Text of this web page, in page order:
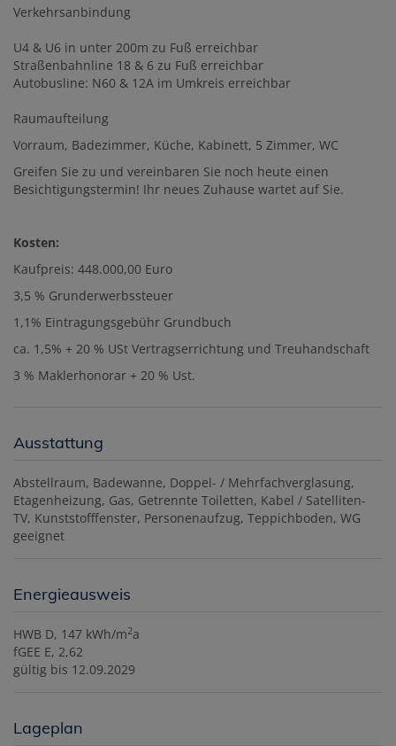
Verkehrsanbindung
U4 & U6 in unter 200m zu Fuß erreichbar
Straßenbahnline 18 & 6 zu Fuß erreichbar
Autobusline: N60 & 12A im Umkreis erreichbar
Raumaufteilung
Vorraum, Badezimmer, Küche, Kabinett, 5 Zimmer, WC
Greifen Sie zu und vereinbaren Sie noch heute einen
Besichtigungstermin! Ihr neues Zuhause wartet auf Sie.
Kosten:
Kaufpreis: 448.000,00 Euro
3,5 % Grunderwerbssteuer
1,1% Eintragungsgebühr Grundbuch
ca. 1,5% + 20 % USt Vertragserrichtung und Treuhandschaft
3 % Maklerhonorar + 20 % Ust.
Ausstattung
Abstellraum Badewanne Doppel- / Mehrfachverglasung
Etagenheizung Gas Getrennte Toiletten Kabel / Satelliten-
TV Kunststofffenster Personenaufzug Teppichboden WG
geeignet
Energieausweis
HWB D, 147 kWh/m2a
fGEE E, 2,62
gültig bis 12.09.2029
Lageplan